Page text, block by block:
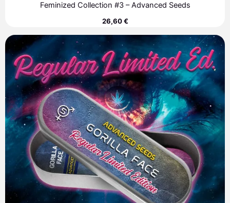
Feminized Collection #3 – Advanced Seeds
26,60€